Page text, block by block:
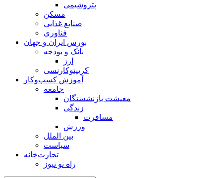
پتروشیمی
مسکن
صنایع غذایی
فناوری
بورس ایران و جهان
بانک و بودجه
ارز
کریپتوکارنسی
آموزش کسب‌وکار
جامعه
معیشت بازنشستگان
زندگی
مسافرت
ورزش
بین الملل
سیاست
تجارت‌خانه
راه نو نیوز